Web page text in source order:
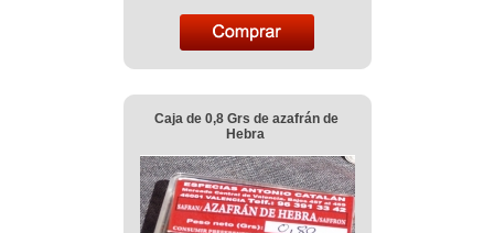
Caja de 0,8 Grs de azafrán de
Hebra